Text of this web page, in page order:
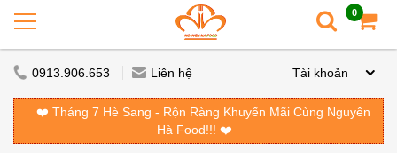
0
0913.906.653 Liên hệ Tài khoản
❤️ Tháng 7 Hè Sang - Rộn Ràng Khuyến Mãi Cùng Nguyên
Hà Food!!! ❤️